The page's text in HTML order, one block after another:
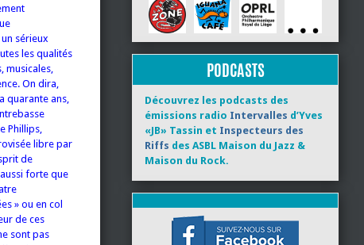
sérieux
les qualités
musicales,
On dira,
quarante ans,
Phillips,
libre par
de
forte que
» ou en col
de ces
sont pas
PODCASTS
Découvrez les podcasts des
émissions radio Intervalles d’Yves
«JB» Tassin et Inspecteurs des
Riffs des ASBL Maison du Jazz &
Maison du Rock.